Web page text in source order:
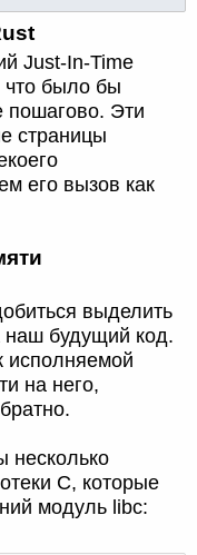
Just-In-Time
что было бы
пошагово. Эти
страницы
его вызов как
выделить
наш будущий код.
исполняемой
на него,
несколько
С, которые
модуль libc: